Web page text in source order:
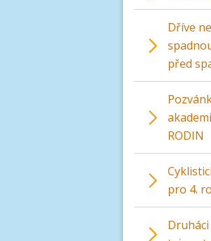
Dříve
před
RODIN
pro 4.
Druháci